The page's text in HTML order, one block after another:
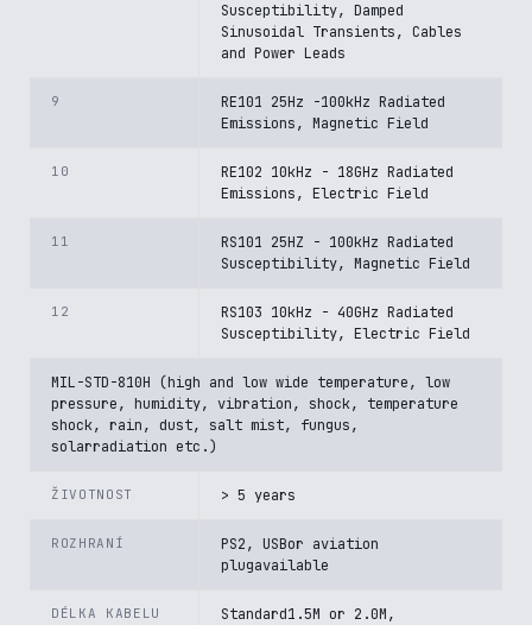
Susceptibility, Damped
Sinusoidal Transients, Cables
and Power Leads
9
RE101 25Hz -100kHz Radiated
Emissions, Magnetic Field
10
RE102 10kHz - 18GHz Radiated
Emissions, Electric Field
11
RS101 25HZ - 100kHz Radiated
Susceptibility, Magnetic Field
12
RS103 10kHz - 40GHz Radiated
Susceptibility, Electric Field
MIL-STD-810H (high and low wide temperature, low
pressure, humidity, vibration, shock, temperature
shock, rain, dust, salt mist, fungus,
solarradiation etc.)
ŽIVOTNOST > 5 years
ROZHRANÍ
PS2, USBor aviation
plugavailable
DÉLKA KABELU
Standard1.5M or 2.0M,